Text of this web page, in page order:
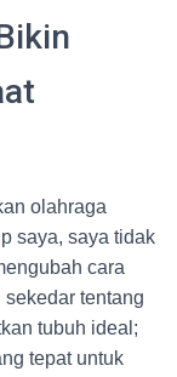
olahraga
saya, saya tidak
cara
tentang
tubuh ideal;
tepat untuk